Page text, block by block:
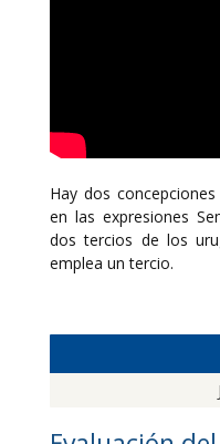
Hay dos
en las expresiones
dos tercios de los
emplea un tercio.